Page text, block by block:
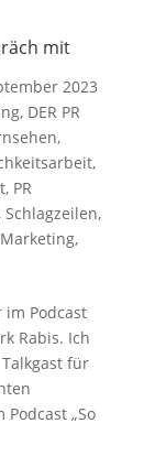
mit
2023
, DER PR
,
,
, PR
Schlagzeilen,
,
im Podcast
Rabis. Ich
für
„So